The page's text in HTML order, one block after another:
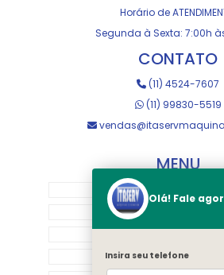
Horário de
Segunda à Sexta: 7:00h
CONTATO
(11) 4524-7607
(11) 99830-5519
MENU
MANUTENÇÃO E
LOJA
Olá! Fale
Insira seu telefone